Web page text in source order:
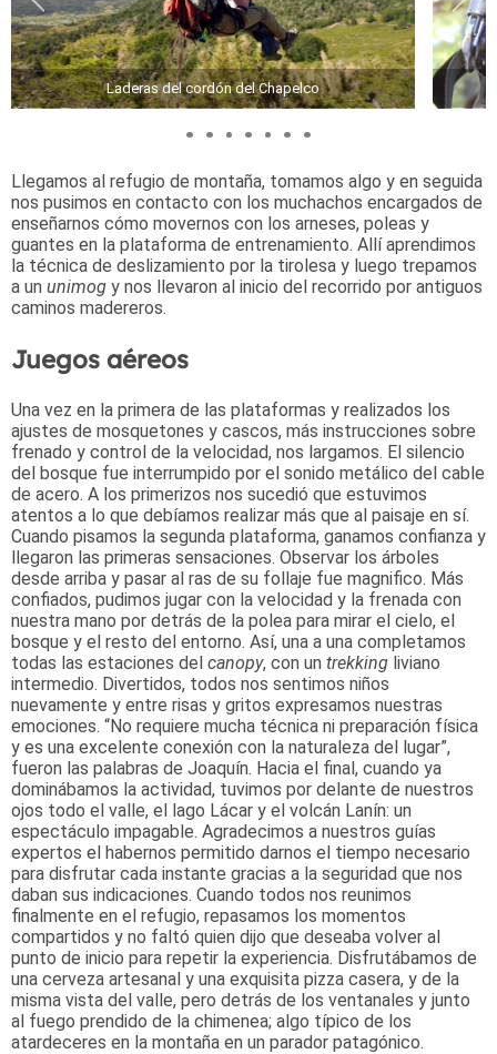
Laderas del cordón del Chapelco
Llegamos al refugio de montaña, tomamos algo y en seguida
nos pusimos en contacto con los muchachos encargados de
enseñarnos cómo movernos con los arneses, poleas y
guantes en la plataforma de entrenamiento. Allí aprendimos
la técnica de deslizamiento por la tirolesa y luego trepamos
a un unimog y nos llevaron al inicio del recorrido por antiguos
caminos madereros.
Juegos aéreos
Una vez en la primera de las plataformas y realizados los
ajustes de mosquetones y cascos, más instrucciones sobre
frenado y control de la velocidad, nos largamos. El silencio
del bosque fue interrumpido por el sonido metálico del cable
de acero. A los primerizos nos sucedió que estuvimos
atentos a lo que debíamos realizar más que al paisaje en sí.
Cuando pisamos la segunda plataforma, ganamos confianza y
llegaron las primeras sensaciones. Observar los árboles
desde arriba y pasar al ras de su follaje fue magnifico. Más
confiados, pudimos jugar con la velocidad y la frenada con
nuestra mano por detrás de la polea para mirar el cielo, el
bosque y el resto del entorno. Así, una a una completamos
todas las estaciones del canopy, con un trekking liviano
intermedio. Divertidos, todos nos sentimos niños
nuevamente y entre risas y gritos expresamos nuestras
emociones. “No requiere mucha técnica ni preparación física
y es una excelente conexión con la naturaleza del lugar”,
fueron las palabras de Joaquín. Hacia el final, cuando ya
dominábamos la actividad, tuvimos por delante de nuestros
ojos todo el valle, el lago Lácar y el volcán Lanín: un
espectáculo impagable. Agradecimos a nuestros guías
expertos el habernos permitido darnos el tiempo necesario
para disfrutar cada instante gracias a la seguridad que nos
daban sus indicaciones. Cuando todos nos reunimos
finalmente en el refugio, repasamos los momentos
compartidos y no faltó quien dijo que deseaba volver al
punto de inicio para repetir la experiencia. Disfrutábamos de
una cerveza artesanal y una exquisita pizza casera, y de la
misma vista del valle, pero detrás de los ventanales y junto
al fuego prendido de la chimenea; algo típico de los
atardeceres en la montaña en un parador patagónico.